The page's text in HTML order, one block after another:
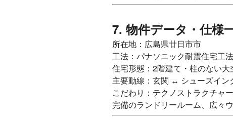
7. 物件データ・仕様
所在地：広島県廿日市市
工法：パナソニック耐震住宅工
住宅形態：2階建て・柱のない大
主要動線：玄関 ↔ シューズイ
こだわり：テクノストラクチャ
完備のランドリールーム、広々